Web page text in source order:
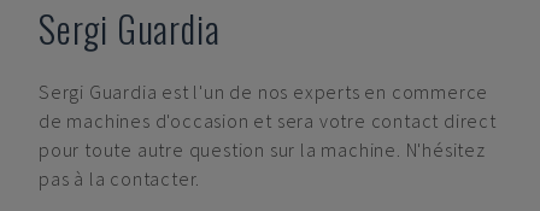
Sergi Guardia
Sergi Guardia est l'un de nos experts en commerce
de machines d'occasion et sera votre contact direct
pour toute autre question sur la machine. N'hésitez
pas à la contacter.